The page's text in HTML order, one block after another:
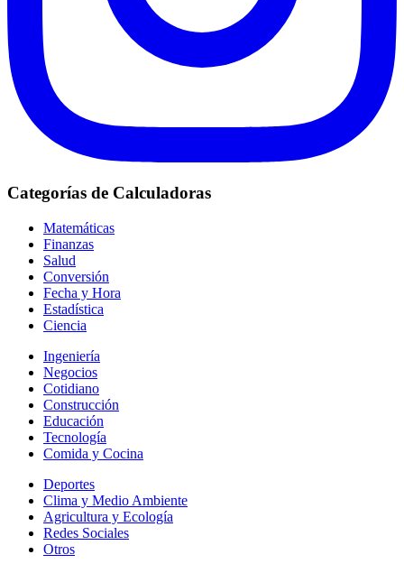
Categorías de Calculadoras
Matemáticas
Finanzas
Salud
Conversión
Fecha y Hora
Estadística
Ciencia
Ingeniería
Negocios
Cotidiano
Construcción
Educación
Tecnología
Comida y Cocina
Deportes
Clima y Medio Ambiente
Agricultura y Ecología
Redes Sociales
Otros